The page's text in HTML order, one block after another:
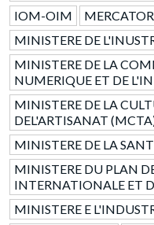
IOM-OIM
MINISTERE DE
MINISTERE DE LA
NUMERIQUE ET DE
MINISTERE DE LA
DEL'ARTISANAT
MINISTERE DE LA
MINISTERE DU PLAN
INTERNATIONALE ET
MINISTERE E